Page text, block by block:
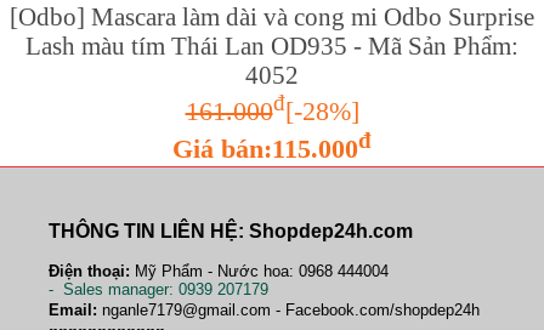
[Odbo] Mascara làm dài và cong mi Odbo Surprise
Lash màu tím Thái Lan OD935 - Mã Sản Phẩm:
4052
161.000đ[-28%]
Giá bán:115.000đ
THÔNG TIN LIÊN HỆ: Shopdep24h.com
Điện thoại: Mỹ Phẩm - Nước hoa: 0968 444004
- Sales manager: 0939 207179
Email: nganle7179@gmail.com - Facebook.com/shopdep24h